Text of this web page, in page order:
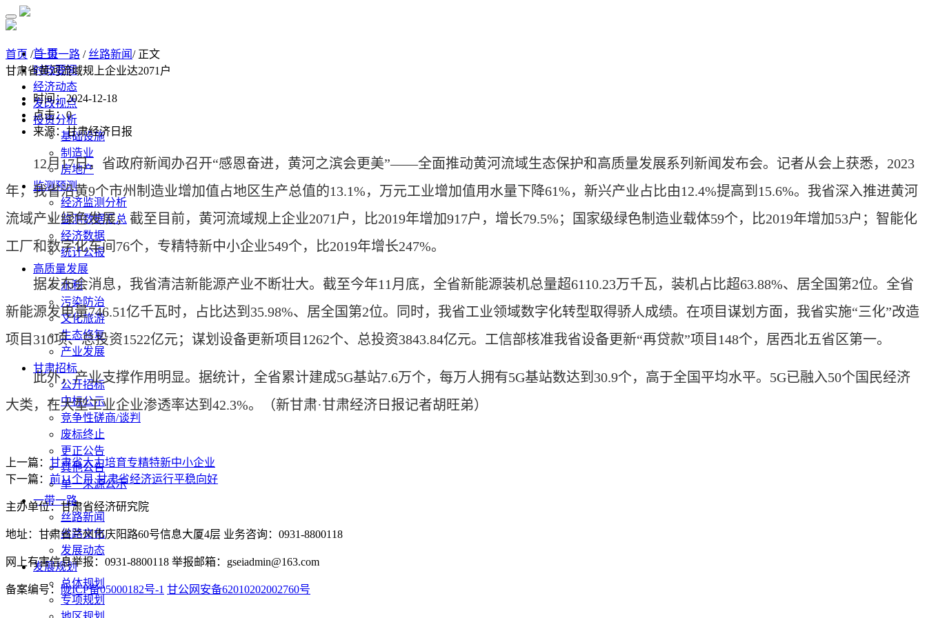
首 页
时政要闻
经济动态
发改视点
投资分析
基础设施
制造业
房地产
监测预测
经济监测分析
监测数据汇总
经济数据
统计公报
高质量发展
水利
污染防治
文化旅游
生态修复
产业发展
甘肃招标
公开招标
中标公示
竞争性磋商/谈判
废标终止
更正公告
其他公告
单一来源公示
一带一路
丝路新闻
丝路文化
发展动态
发展规划
总体规划
专项规划
首页 /一带一路 / 丝路新闻/ 正文
甘肃省黄河流域规上企业达2071户
时间：2024-12-18
点击：0
来源：甘肃经济日报
12月17日，省政府新闻办召开“感恩奋进，黄河之滨会更美”——全面推动黄河流域生态保护和高质量发展系列新闻发布会。记者从会上获悉，2023
年，我省沿黄9个市州制造业增加值占地区生产总值的13.1%，万元工业增加值用水量下降61%，新兴产业占比由12.4%提高到15.6%。我省深入推进黄河
流域产业绿色发展，截至目前，黄河流域规上企业2071户，比2019年增加917户，增长79.5%；国家级绿色制造业载体59个，比2019年增加53户；智能化
工厂和数字化车间76个，专精特新中小企业549个，比2019年增长247%。
据发布会消息，我省清洁新能源产业不断壮大。截至今年11月底，全省新能源装机总量超6110.23万千瓦，装机占比超63.88%、居全国第2位。全省
新能源发电量746.51亿千瓦时，占比达到35.98%、居全国第2位。同时，我省工业领域数字化转型取得骄人成绩。在项目谋划方面，我省实施“三化”改造
项目310项、总投资1522亿元；谋划设备更新项目1262个、总投资3843.84亿元。工信部核准我省设备更新“再贷款”项目148个，居西北五省区第一。
此外，产业支撑作用明显。据统计，全省累计建成5G基站7.6万个，每万人拥有5G基站数达到30.9个，高于全国平均水平。5G已融入50个国民经济
大类，在大型工业企业渗透率达到42.3%。
（新甘肃·甘肃经济日报记者胡旺弟）
上一篇： 甘肃省大力培育专精特新中小企业
下一篇： 前11个月 甘肃省经济运行平稳向好
主办单位：甘肃省经济研究院
地址：甘肃省兰州市庆阳路60号信息大厦4层 业务咨询：0931-8800118
网上有害信息举报：0931-8800118 举报邮箱：gseiadmin@163.com
备案编号： 陇ICP备05000182号-1 甘公网安备62010202002760号